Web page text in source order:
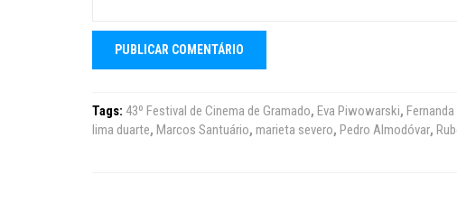
Tags: 43º Festival de Cinema de Gramado, Eva Piwowarski,
lima duarte, Marcos Santuário, marieta severo, Pedro Almodóvar,